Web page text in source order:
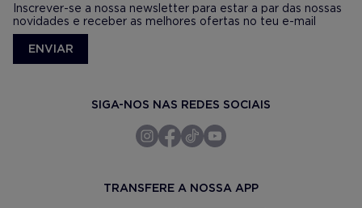
Inscrever-se a nossa newsletter para estar a par das nossas
novidades e receber as melhores ofertas no teu e-mail
ENVIAR
SIGA-NOS NAS REDES SOCIAIS
TRANSFERE A NOSSA APP